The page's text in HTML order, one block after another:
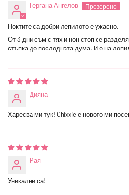
Гергана Ангелов
Ноктите са добри лепилото е ужасно.
От 3 дни съм с тях и нон стоп се
стъпка до последната дума. И е на
Дияна
Харесва ми тук! Chixxie е новото ми
Рая
Уникални са!